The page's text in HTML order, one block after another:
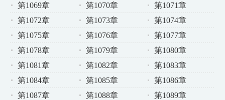
第1069章
第1070章
第1071章
第1072章
第1073章
第1074章
第1075章
第1076章
第1077章
第1078章
第1079章
第1080章
第1081章
第1082章
第1083章
第1084章
第1085章
第1086章
第1087章
第1088章
第1089章